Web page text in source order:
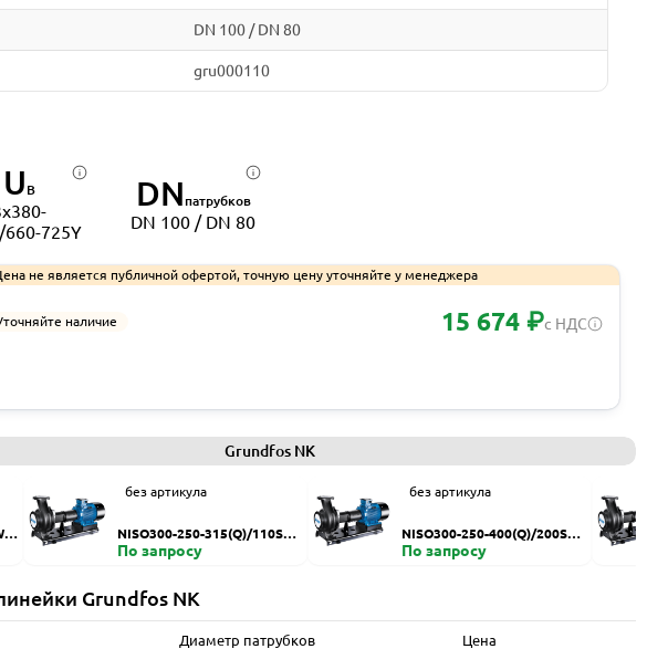
DN 100 / DN 80
gru000110
U В
660-725Y
DN патрубков
DN 100 / DN 80
не является публичной офертой, точную цену уточняйте у менеджера
наличие 15 674 ₽с НДС
Grundfos NK
без артикула
NISO300-250-315(Q)/110SW
HZDI
По запросу
без артикула
NISO300-250-400(Q)/200SW
HZDI
По запросу
Grundfos NK
Диаметр патрубков Цена